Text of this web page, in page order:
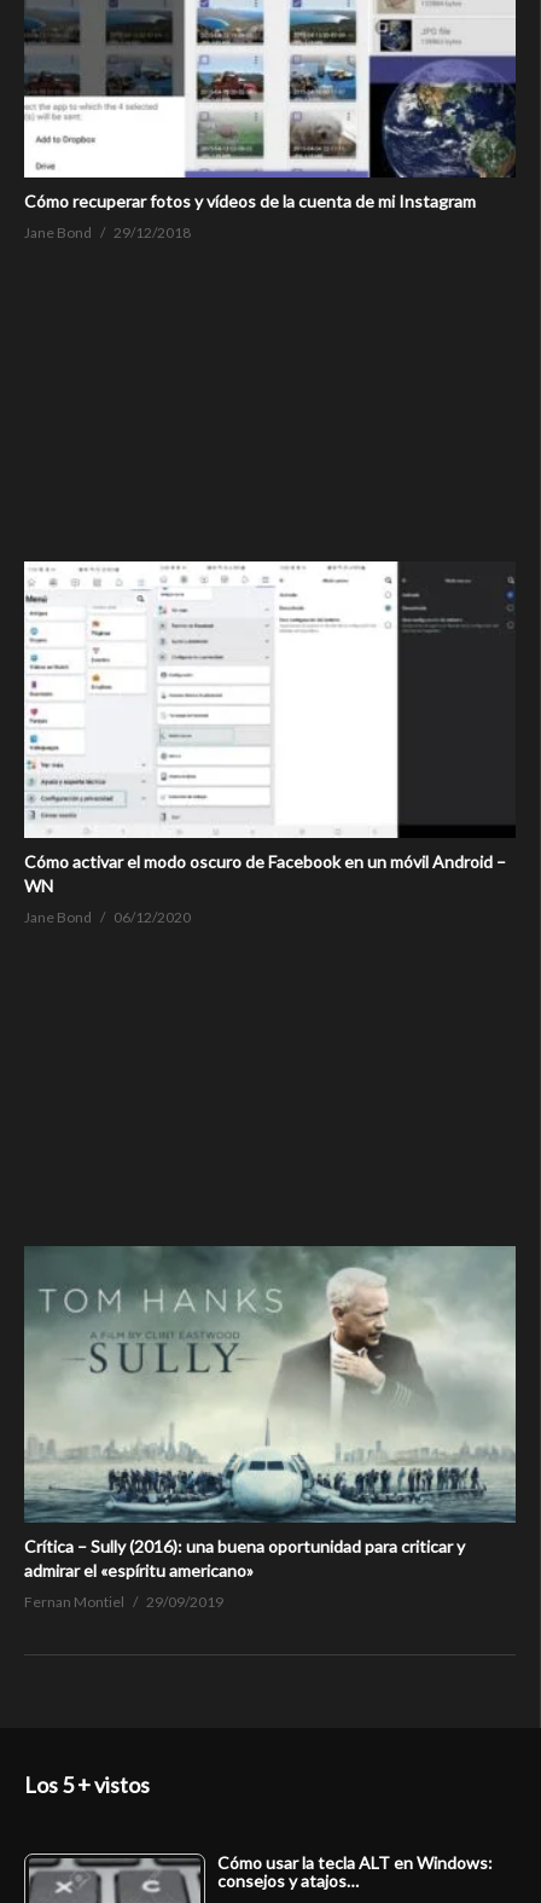
Cómo recuperar fotos y vídeos de la cuenta de mi Instagram
Jane Bond 29/12/2018
Cómo activar el modo oscuro de Facebook en un móvil Android –
WN
Jane Bond 06/12/2020
Crítica – Sully (2016): una buena oportunidad para criticar y
admirar el «espíritu americano»
Fernan Montiel 29/09/2019
Los 5 + vistos
Cómo usar la tecla ALT en Windows:
consejos y atajos…